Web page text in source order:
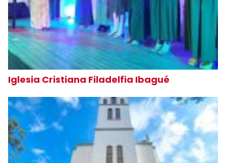
Iglesia Cristiana Filadelfia Ibagué